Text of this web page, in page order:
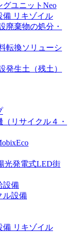
グユニットNeo
備 リキゾイル
廃棄物の処分・
転換ソリューシ
発生土（残土）
リサイクル４・
光発電式LED街
設備
ル設備
備 リキゾイル